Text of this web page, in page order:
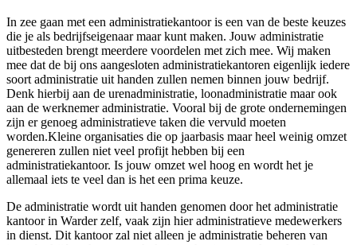
In zee gaan met een administratiekantoor is een van de beste keuzes
die je als bedrijfseigenaar maar kunt maken. Jouw administratie
uitbesteden brengt meerdere voordelen met zich mee. Wij maken
mee dat de bij ons aangesloten administratiekantoren eigenlijk iedere
soort administratie uit handen zullen nemen binnen jouw bedrijf.
Denk hierbij aan de urenadministratie, loonadministratie maar ook
aan de werknemer administratie. Vooral bij de grote ondernemingen
zijn er genoeg administratieve taken die vervuld moeten
worden.Kleine organisaties die op jaarbasis maar heel weinig omzet
genereren zullen niet veel profijt hebben bij een
administratiekantoor. Is jouw omzet wel hoog en wordt het je
allemaal iets te veel dan is het een prima keuze.
De administratie wordt uit handen genomen door het administratie
kantoor in Warder zelf, vaak zijn hier administratieve medewerkers
in dienst. Dit kantoor zal niet alleen je administratie beheren van